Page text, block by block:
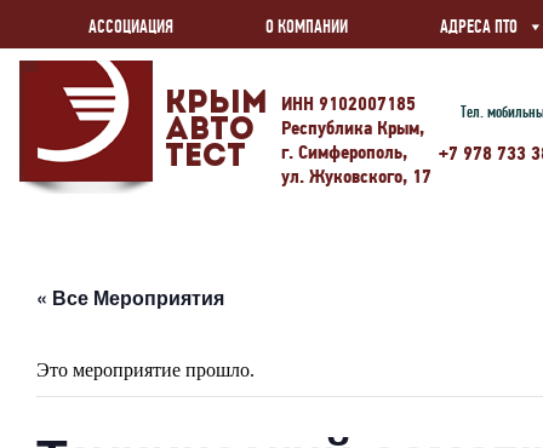
АССОЦИАЦИЯ О КОМПАНИИ АДРЕСА ПТО
Крым
Авто
Тест
ИНН 9102007185
Республика Крым,
г. Симферополь,
ул. Жуковского, 17
Тел.
+7 978 733
« Все Мероприятия
Это мероприятие прошло.